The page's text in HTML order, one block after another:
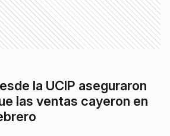
la UCIP aseguraron
las ventas cayeron en